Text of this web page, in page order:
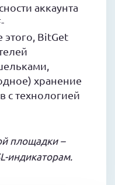
аккаунта
BitGet
хранение
с технологией
площадки –
индикаторам.